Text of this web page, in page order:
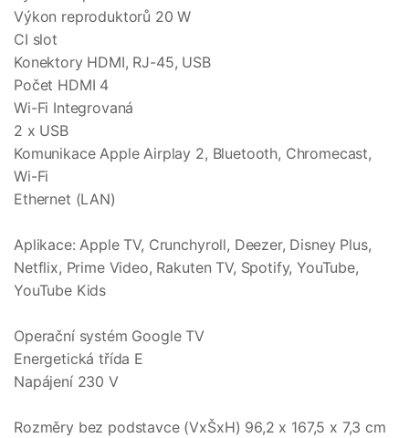
Výkon reproduktorů 20 W
CI slot
Konektory HDMI, RJ-45, USB
Počet HDMI 4
Wi-Fi Integrovaná
2 x USB
Komunikace Apple Airplay 2, Bluetooth, Chromecast,
Wi-Fi
Ethernet (LAN)
Aplikace: Apple TV, Crunchyroll, Deezer, Disney Plus,
Netflix, Prime Video, Rakuten TV, Spotify, YouTube,
YouTube Kids
Operační systém Google TV
Energetická třída E
Napájení 230 V
Rozměry bez podstavce (VxŠxH) 96,2 x 167,5 x 7,3 cm